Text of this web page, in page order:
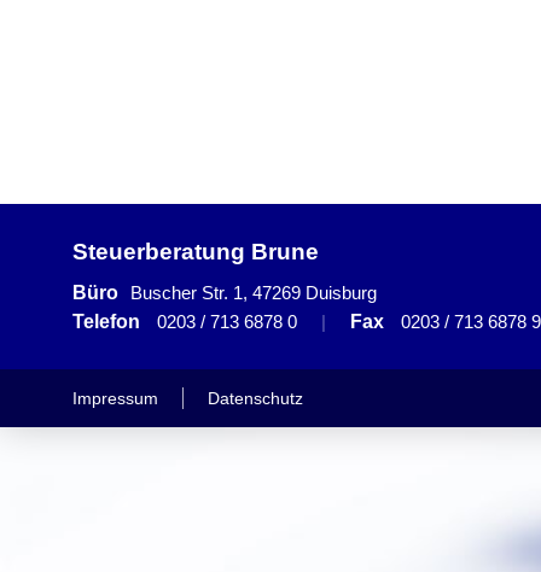
Steuerberatung Brune
Büro
Buscher Str. 1, 47269 Duisburg
Telefon
0203 / 713 6878 0 | Fax 0203 / 713 6878 9
Impressum Datenschutz